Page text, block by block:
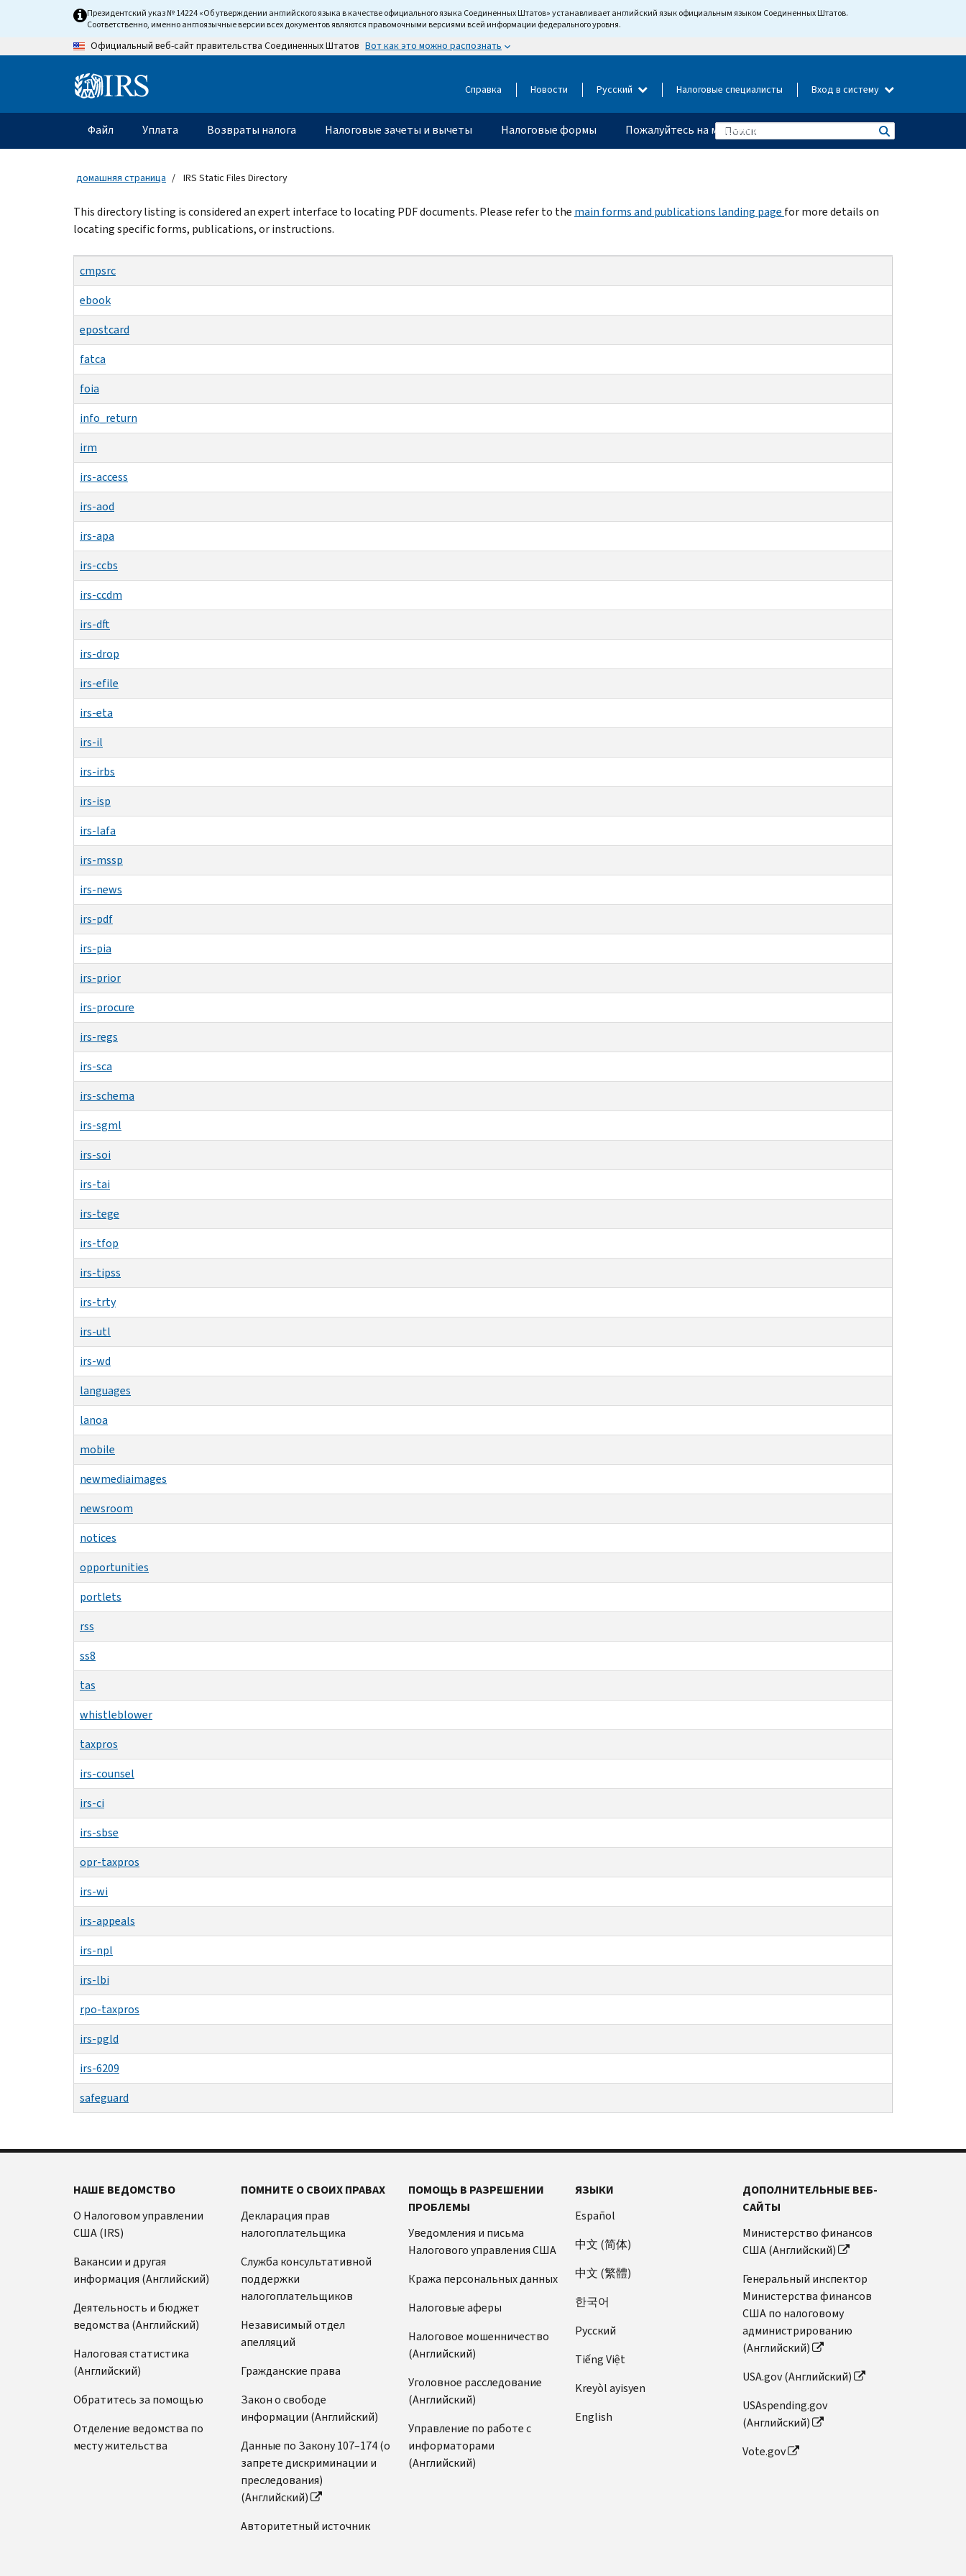
content
Президентский указ № 14224 «Об утверждении английского языка в качестве официального языка Соединенных Штатов» устанавливает английский язык официальным языком Соединенных Штатов.
Соответственно, именно англоязычные версии всех документов являются правомочными версиями всей информации федерального уровня.
Официальный веб-сайт правительства Соединенных Штатов Вот как это можно распознать
Information Справка Новости Русский Налоговые специалисты Вход в систему
Главное
меню
Файл Уплата Возвраты налога Налоговые зачеты и вычеты Налоговые формы Пожалуйтесь на мошенничество
домашняя страница IRS Static Files Directory
Beginning
of
This directory listing is considered an expert interface to locating PDF documents. Please refer to the main forms and publications landing page for more details on
locating specific forms, publications, or instructions.
cmpsrc
ebook
epostcard
fatca
foia
info_return
irm
irs-access
irs-aod
irs-apa
irs-ccbs
irs-ccdm
irs-dft
irs-drop
irs-efile
irs-eta
irs-il
irs-irbs
irs-isp
irs-lafa
irs-mssp
irs-news
irs-pdf
irs-pia
irs-prior
irs-procure
irs-regs
irs-sca
irs-schema
irs-sgml
irs-soi
irs-tai
irs-tege
irs-tfop
irs-tipss
irs-trty
irs-utl
irs-wd
languages
lanoa
mobile
newmediaimages
newsroom
notices
opportunities
portlets
rss
ss8
tas
whistleblower
taxpros
irs-counsel
irs-ci
irs-sbse
opr-taxpros
irs-wi
irs-appeals
irs-npl
irs-lbi
rpo-taxpros
irs-pgld
irs-6209
safeguard
НАШЕ ВЕДОМСТВО
О Налоговом управлении
США (IRS)
Вакансии и другая
информация (Английский)
Деятельность и бюджет
ведомства (Английский)
Налоговая статистика
(Английский)
Обратитесь за помощью
Отделение ведомства по
месту жительства
ПОМНИТЕ О СВОИХ ПРАВАХ
Декларация прав
налогоплательщика
Служба консультативной
поддержки
налогоплательщиков
Независимый отдел
апелляций
Гражданские права
Закон о свободе
информации (Английский)
Данные по Закону 107–174 (о
запрете дискриминации и
преследования)
(Английский)
Авторитетный источник
ПОМОЩЬ В РАЗРЕШЕНИИ
ПРОБЛЕМЫ
Уведомления и письма
Налогового управления США
Кража персональных данных
Налоговые аферы
Налоговое мошенничество
(Английский)
Уголовное расследование
(Английский)
Управление по работе с
информаторами
(Английский)
ЯЗЫКИ
Español
中文 (简体)
中文 (繁體)
한국어
Pусский
Tiếng Việt
Kreyòl ayisyen
English
ДОПОЛНИТЕЛЬНЫЕ ВЕБ-
САЙТЫ
Министерство финансов
США (Английский)
Генеральный инспектор
Министерства финансов
США по налоговому
администрированию
(Английский)
USA.gov (Английский)
USAspending.gov
(Английский)
Vote.gov